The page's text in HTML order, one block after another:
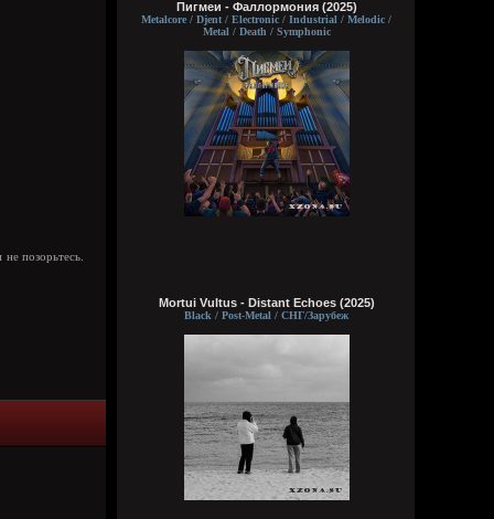
позорьтесь.
16:04:18
Речь про данный момент. На данный
момент где я клянчу и кого? А тогда денег
было ноль, а пива хотелось, коль кидали,
я и брал...) надо было мне не кидать и
все, я бы и не просил тогда более
каждый раз
Wirtuozik
посмотрел на мои какахи на волосах.
Ради тебя ведь стараюсь
Brenton Trollant,
Заманчивое предложение, но в меня
нынче не стоит и тем более на Сталина,
он не сексуальный, увы
Пигмеи - Фаллормония (2025)
Metalcore / Djent / Electronic / Industrial / Melodic /
Metal / Death / Symphonic
Mortui Vultus - Distant Echoes (2025)
Black / Post-Metal / СНГ/Зарубеж